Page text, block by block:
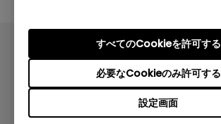
設定画面
必要なCookieのみ許可する
すべてのCookieを許可する